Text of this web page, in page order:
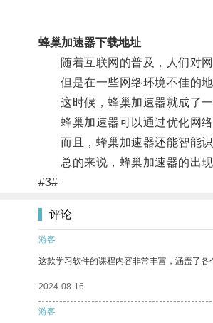
蜂巢加速器下载地址
随着互联网的普及，人们对网
但是在一些网络环境不佳的地
这时候，蜂巢加速器就成了一
蜂巢加速器可以通过优化网络
而且，蜂巢加速器还能智能识
总的来说，蜂巢加速器的出现
#3#
评论
游客
这款学习软件的课程内容非常丰富，涵盖了各
2024-08-16
游客